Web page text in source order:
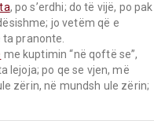
, po s’erdhi; do të vijë, po pak
jo vetëm që e
pranonte.
me kuptimin “në qoftë se”,
lejoja; po qe se vjen, më
zërin, në mundsh ule zërin;